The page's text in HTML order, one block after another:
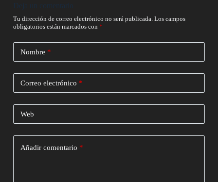
Deja un comentario
Tu dirección de correo electrónico no será publicada. Los campos
obligatorios están marcados con *
Nombre *
Correo electrónico *
Web
Añadir comentario *